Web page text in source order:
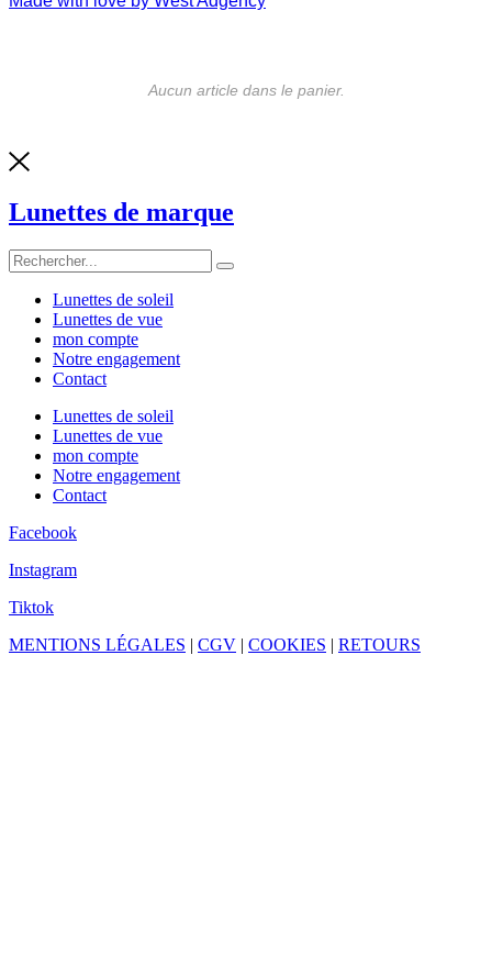
Aucun article dans le panier.
Lunettes de marque
Lunettes de soleil
Lunettes de vue
mon compte
Notre engagement
Contact
Lunettes de soleil
Lunettes de vue
mon compte
Notre engagement
Contact
Facebook
Instagram
Tiktok
MENTIONS LÉGALES | CGV | COOKIES | RETOURS